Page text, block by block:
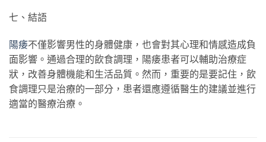
七、結語
陽痿不僅影響男性的身體健康，也會對其心理和情感造成負
面影響。通過合理的飲食調理，陽痿患者可以輔助治療症
狀，改善身體機能和生活品質。然而，重要的是要記住，飲
食調理只是治療的一部分，患者還應遵循醫生的建議並進行
適當的醫療治療。